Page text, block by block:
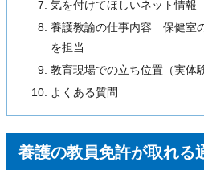
気を付けてほしいネット情報
養護教諭の仕事内容 保健室
を担当
教育現場での立ち位置（実体
よくある質問
養護の教員免許が取れる